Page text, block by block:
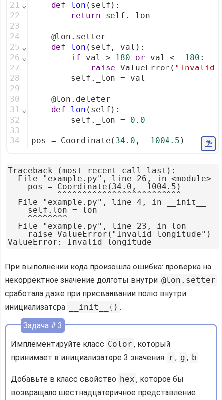
21
22
23
24
25
26
27
28
29
30
31
32
33
34
⌄
⌄
⌄
⌄
def
lon (self):
return self._lon
@lon.setter
def
lon (self, val):
if val > 180 or val < - 180 :
raise ValueError( "Invalid
        self._lon = val
@lon.deleter
def
lon (self):
        self._lon =
0.0
pos = Coordinate( 34.0 , - 1004.5 )
Traceback (most recent call last):
  File "example.py", line 26, in <module>
    pos = Coordinate(34.0, -1004.5)
          ^^^^^^^^^^^^^^^^^^^^^^^^^
  File "example.py", line 4, in __init__
    self.lon = lon
    ^^^^^^^^
  File "example.py", line 23, in lon
    raise ValueError("Invalid longitude")
При выполнении кода произошла ошибка: проверка на
некорректное значение долготы внутри @lon.setter
сработала даже при присваивании полю внутри
инициализатора
__init__() .
Имплементируйте класс Color , который
принимает в инициализаторе 3 значения: r , g , b .
Добавьте в класс свойство hex , которое бы
возвращало шестнадцатеричное представление
Задача # 3